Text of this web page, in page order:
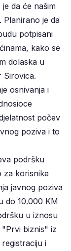
da će našim
Planirano je da
potpisani
kako se
dolaska u
Sirovica.
osnivanja i
počev
poziva i to
podršku
za korisnike
javnog poziva
do 10.000 KM
u iznosu
biznis" iz
i